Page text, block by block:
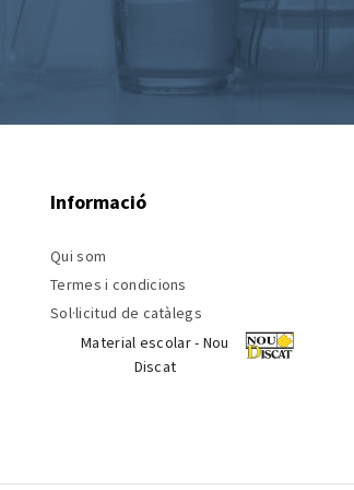
Informació
Qui som
Termes i condicions
Sol·licitud de catàlegs
Material escolar - Nou
Discat